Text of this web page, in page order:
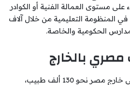
على مستوى العمالة الفنية أو الكوادر
في المنظومة التعليمية من خلال آلاف
الحكومية والخاصة.
ويعمل في القطاع الصحي خارج مصر نحو 130 ألف طبيب،